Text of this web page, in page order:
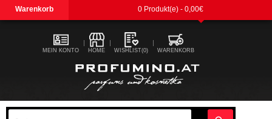
Warenkorb 0 Produkt(e) - 0,00€
MEIN KONTO HOME WISHLIST(0) WARENKORB